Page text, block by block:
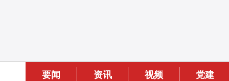
要闻 资讯 视频 党建